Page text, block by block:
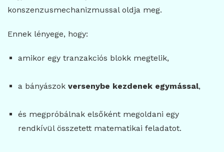
konszenzusmechanizmussal oldja meg.
Ennek lényege, hogy:
amikor egy tranzakciós blokk megtelik,
a bányászok versenybe kezdenek egymással,
és megpróbálnak elsőként megoldani egy
rendkívül összetett matematikai feladatot.